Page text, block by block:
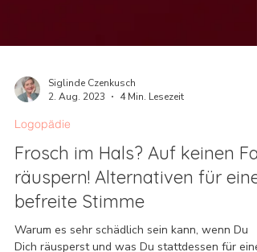
Siglinde Czenkusch
Logopädie
Frosch im Hals? Auf keinen Fall
befreite Stimme